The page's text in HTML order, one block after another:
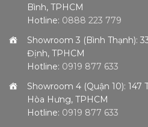
Bình, TPHCM
Hotline: 0888 223 779
Showroom 3 (Bình Thạnh):
Định, TPHCM
Hotline: 0919 877 633
Showroom 4 (Quận 10): 147
Hòa Hưng, TPHCM
Hotline: 0919 877 633